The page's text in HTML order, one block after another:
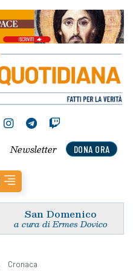
DONA ORA
Newsletter
San Domenico
a cura di Ermes Dovico
Cronaca